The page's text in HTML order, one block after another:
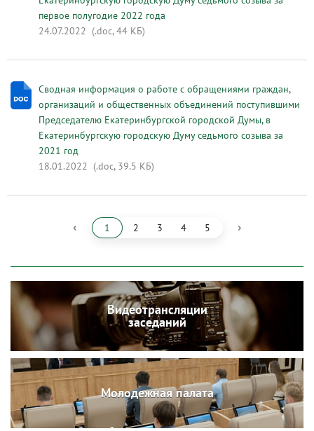
первое полугодие 2022 года
24.07.2022 (.doc, 44 КБ)
Сводная информация о работе с обращениями граждан,
организаций и общественных объединений поступившими
Председателю Екатеринбургской городской Думы, в
Екатеринбургскую городскую Думу седьмого созыва за
2021 год
18.01.2022 (.doc, 39.5 КБ)
‹ 1 2 3 4 5 ›
Видеотрансляции
заседаний
Молодежная палата